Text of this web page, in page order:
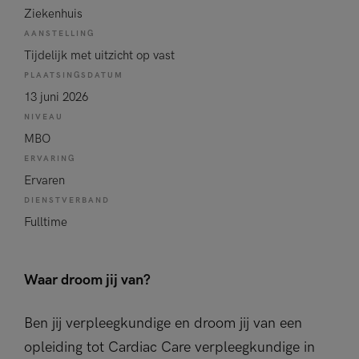
Ziekenhuis
AANSTELLING
Tijdelijk met uitzicht op vast
PLAATSINGSDATUM
13 juni 2026
NIVEAU
MBO
ERVARING
Ervaren
DIENSTVERBAND
Fulltime
Waar droom jij van?
Ben jij verpleegkundige en droom jij van een
opleiding tot Cardiac Care verpleegkundige in